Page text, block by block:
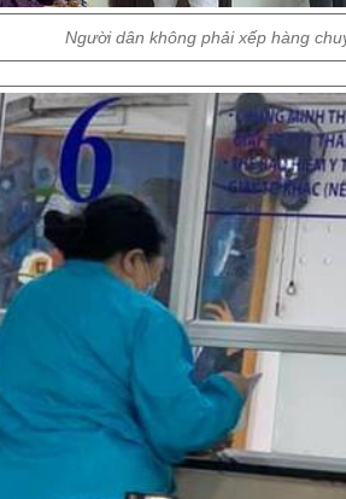
Người dân không phải xếp hàng